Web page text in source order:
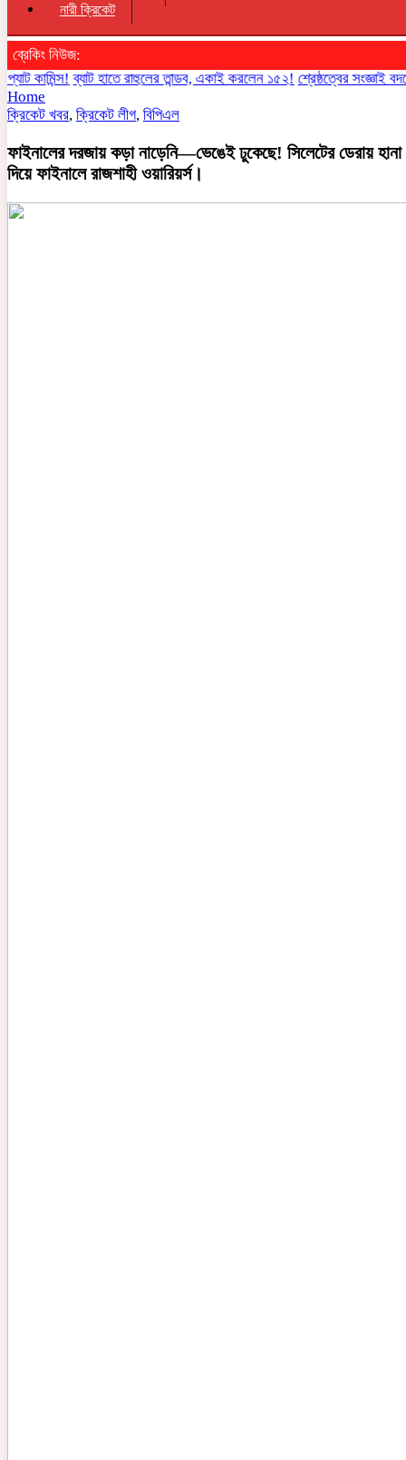
নারী ক্রিকেট
ব্রেকিং নিউজ:
ব্যাট হাতে রাহুলের তান্ডব, একাই করলেন ১৫২! শ্রেষ্ঠত্বের সংজ্ঞাই বদলে
Home
ক্রিকেট খবর, ক্রিকেট লীগ, বিপিএল
ফাইনালের দরজায় কড়া নাড়েনি—ভেঙেই ঢুকেছে! সিলেটের ডেরায় হানা
দিয়ে ফাইনালে রাজশাহী ওয়ারিয়র্স।